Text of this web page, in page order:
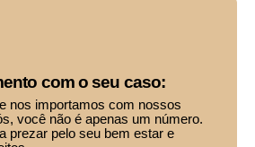
com o seu caso:
nos importamos com nossos
você não é apenas um número.
prezar pelo seu bem estar e